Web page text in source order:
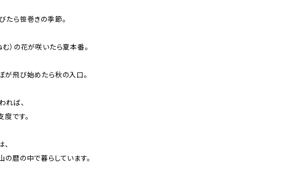
たら笹巻きの季節。
む）の花が咲いたら夏本番。
が飛び始めたら秋の入口。
れば、
度です。
の暦の中で暮らしています。